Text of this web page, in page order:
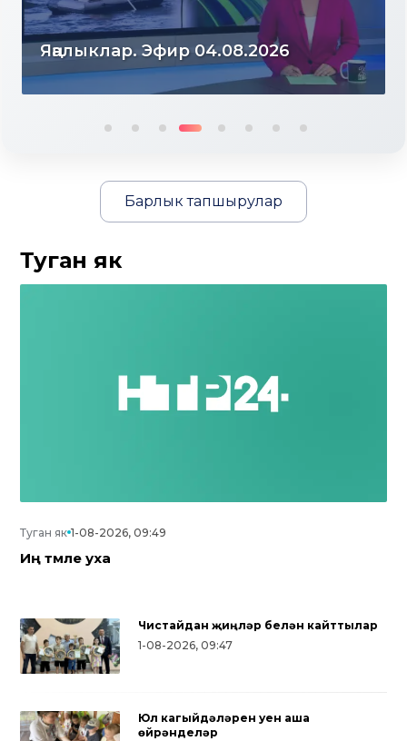
Яңалыклар. Эфир 04.08.2026
Барлык тапшырулар
Туган як
Туган як 1-08-2026, 09:49
Иң тәмле уха
Чистайдан җиңүләр белән кайттылар
1-08-2026, 09:47
Юл кагыйдәләрен уен аша
өйрәнделәр